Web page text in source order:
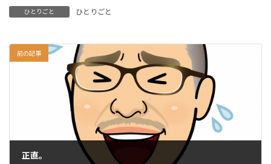
ひとりごと ひとりごと
前の記事
正直。